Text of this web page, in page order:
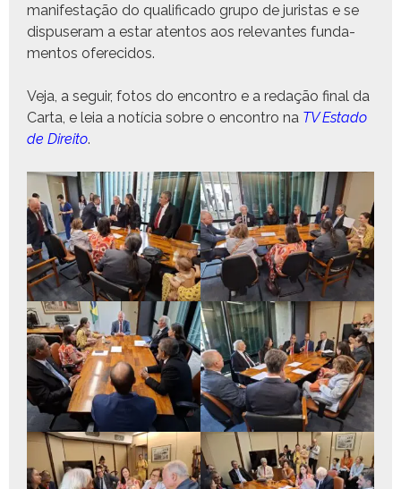
man­i­fes­tação do qual­i­fi­ca­do grupo de juris­tas e se
dis­puser­am a estar aten­tos aos rel­e­vantes fun­da­
men­tos oferecidos.
Veja, a seguir, fotos do encon­tro e a redação final da
Car­ta, e leia a notí­cia sobre o encon­tro na TV Esta­do
de Dire­ito.